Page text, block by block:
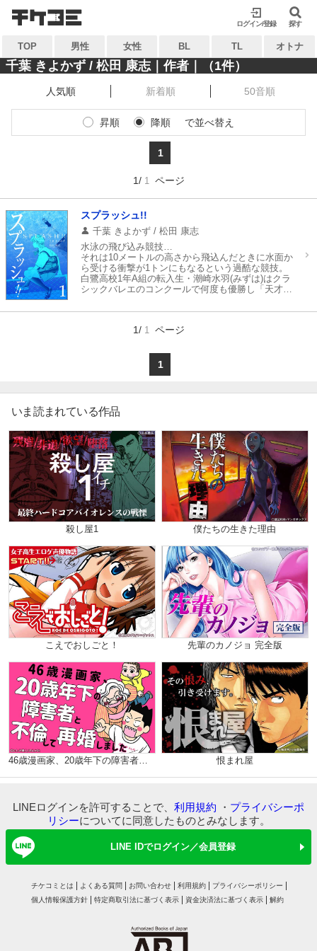
ログイン/登録 探す
検索
閉じる
キーワードから探す
ジャンル タグ
コンテンツから探す
ランキング
おすすめ 無料
特集
TOP 男性 女性 BL TL オトナ
検索
閉じる
キーワードから探す
ジャンル タグ
マイ本棚から探す
最近読んだ作品
千葉 きよかず / 松田 康志｜作者｜（1件）
人気順 新着順 50音順
昇順 降順 で並べ替え
1
1/ 1 ページ
スプラッシュ!!
千葉 きよかず / 松田 康志
水泳の飛び込み競技…
それは10メートルの高さから飛込んだときに水面か
ら受ける衝撃が1トンにもなるという過酷な競技。
白鷺高校1年A組の転入生・潮崎水羽(みずは)はクラ
シックバレエのコンクールで何度も優勝し「天才」
だが、世界的なプリマドンナだった母親の厳しい指
3でバレエをやめてしまった。
たが、内心「バレエと母親から逃げた」というコン
プレックスを抱え込んでいた――。
そんなある日、幼なじみの片思いの相手、
の飛び込み台からジャンプしてみせると啖呵を切っ
てしまう。
白鷺高校は都内で唯一「飛び込み部」がある高校
つ、
オリンピック日本代表候補にも選ばれたアスリート
だった。
飛び込み台に上ったもののあまり高さに恐怖で尻込
みしてしまった水羽。
だが、それが水羽の負けん気に火を付け、飛び込み
競技にのめり込んでいく…。
飛び込み競技に青春を賭ける少女の明るくひた向き
な姿を描いた傑作スポーツマンガ！
1/ 1 ページ
1
いま読まれている作品
殺し屋1 僕たちの生きた理由
こえでおしごと！ 先輩のカノジョ 完全版
46歳漫画家、20歳年下の障害者と不倫して再婚しました。（分冊版） 恨まれ屋
LINEログインを許可することで、 利用規約 ・ プライバシーポ
リシーについてに同意したものとみなします。
LINE IDでログイン／会員登録
チケコミとは よくある質問 お問い合わせ 利用規約
プライバシーポリシー
個人情報保護方針
特定商取引法に基づく表示 資金決済法に基づく表示 解約